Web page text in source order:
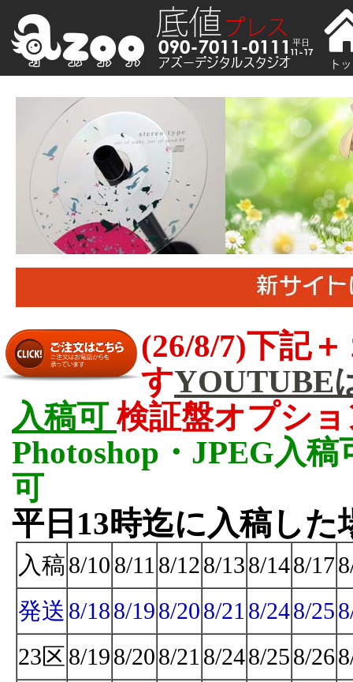
(26/8/7)下記
すYOUTUBE
入稿可検証盤オプシ
Photoshop・JPEG入
可
平日13時迄に入稿した
入稿8/10 8/11 8/128/138/148/17
発送 8/188/198/208/21 8/248/25
23区8/198/208/21 8/248/258/26